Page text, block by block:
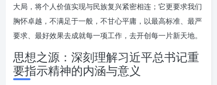
大局，将个人价值实现与民族复兴紧密相连；它更要求我们
胸怀卓越，不满足于一般，不甘心平庸，以最高标准、最严
要求、最好效果去成就每一项工作，去开创每一片新天地。
思想之源：深刻理解习近平总书记重
要指示精神的内涵与意义